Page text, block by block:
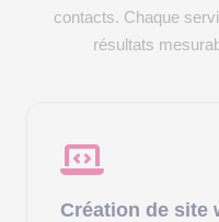
contacts. Chaque
résultats
Création de site